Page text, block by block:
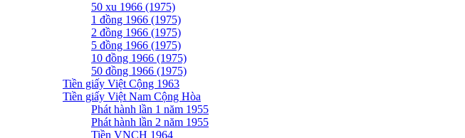
50 xu 1966 (1975)
1 đồng 1966 (1975)
2 đồng 1966 (1975)
5 đồng 1966 (1975)
10 đồng 1966 (1975)
50 đồng 1966 (1975)
Tiền giấy Việt Cộng 1963
Tiền giấy Việt Nam Cộng Hòa
Phát hành lần 1 năm 1955
Phát hành lần 2 năm 1955
Tiền VNCH 1964